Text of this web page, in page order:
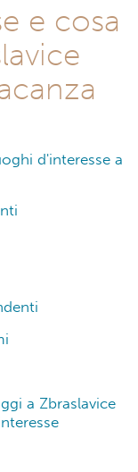
e cosa
d'interesse a
a Zbraslavice